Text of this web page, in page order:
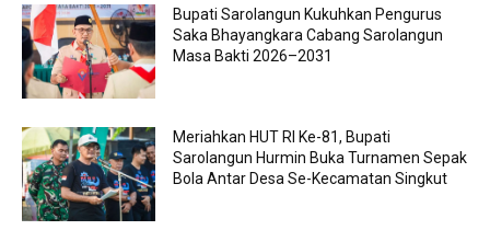
Bupati Sarolangun Kukuhkan Pengurus
Saka Bhayangkara Cabang Sarolangun
Masa Bakti 2026–2031
Meriahkan HUT RI Ke-81, Bupati
Sarolangun Hurmin Buka Turnamen Sepak
Bola Antar Desa Se-Kecamatan Singkut